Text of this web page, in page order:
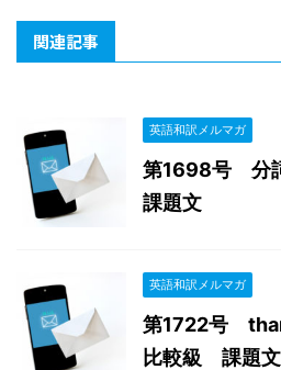
関連記事
英語和訳メルマガ
第1698号 分
課題文
英語和訳メルマガ
第1722号
比較級 課題文